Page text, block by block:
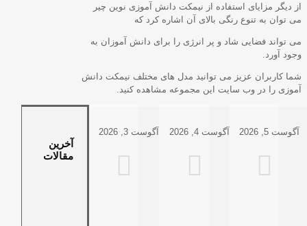
از دیگر مزایای استفاده از نیمکت دانش آموزی نوین چیر
می توان به تنوع رنگی بالای آن اشاره کرد که
می تواند فضایی شاد و پر انرژی را برای دانش آموزان به
وجود آورد.
شما کاربران عزیز می توانید مدل های مختلف نیمکت دانش
آموزی را در وب سایت این مجموعه مشاهده کنید.
آگوست 5, 2026 آگوست 4, 2026 آگوست 3, 2026
آخرین
مقالات